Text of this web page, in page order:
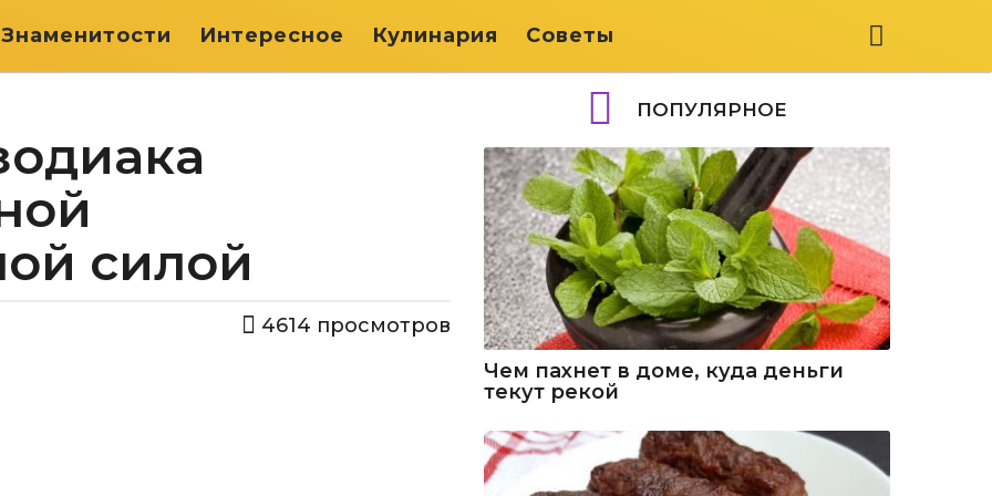
Знаменитости Интересное Кулинария Советы
силой
4614 просмотров
ПОПУЛЯРНОЕ
Чем пахнет в доме, куда деньги
текут рекой